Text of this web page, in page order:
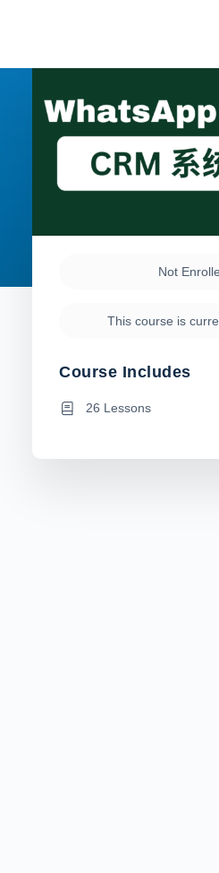
Not
This course is
Course Includes
26 Lessons